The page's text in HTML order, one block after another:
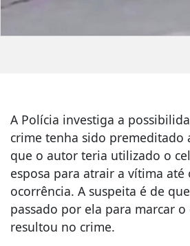
A Polícia investiga a
crime tenha sido premeditado
que o autor teria utilizado o
esposa para atrair a vítima até
ocorrência. A suspeita é de
passado por ela para marcar
resultou no crime.